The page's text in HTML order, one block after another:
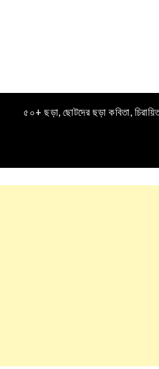
৫০+ ছড়া, ছোটদের ছড়া কবিতা,